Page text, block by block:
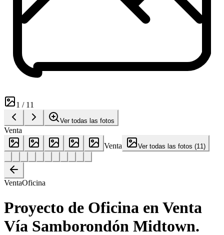
1 / 11
Ver todas las fotos
Venta
Venta
Ver todas las fotos (11)
VentaOficina
Proyecto de Oficina en Venta
Vía Samborondón Midtown.